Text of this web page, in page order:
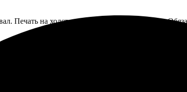
Печать на холсте великолепная, цвета яркие.